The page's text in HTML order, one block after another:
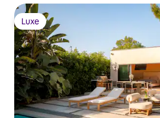
Luxe
Luxe